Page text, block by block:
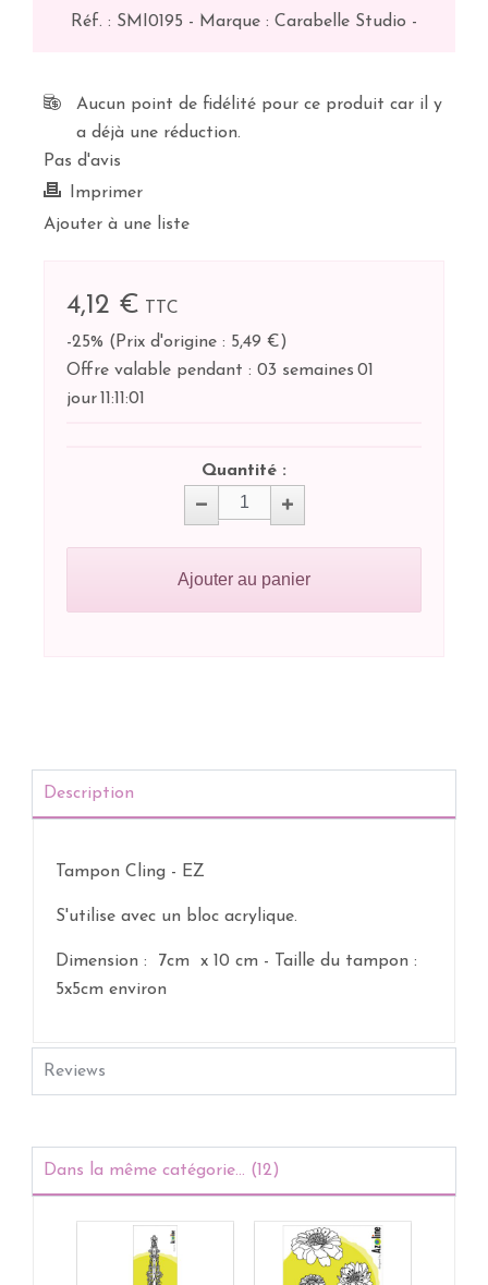
Réf. : SMI0195 - Marque : Carabelle Studio -
Aucun point de fidélité pour ce produit car il y
a déjà une réduction.
Pas d'avis
Imprimer
Ajouter à une liste
4,12 €
TTC
-25% ( Prix d'origine : 5,49 €)
Offre valable pendant : 03 semaines 01
jour 11:11:00
Quantité :
Ajouter au panier
Description
Tampon Cling - EZ
S'utilise avec un bloc acrylique.
Dimension : 7cm x 10 cm -
Taille du tampon :
5x5cm environ
Reviews
Dans la même catégorie... (12)